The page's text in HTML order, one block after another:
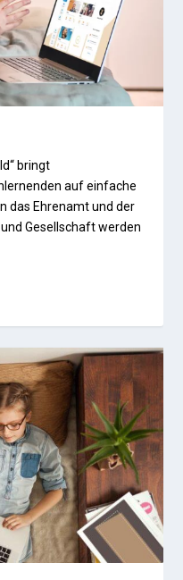
bringt
auf einfache
das Ehrenamt und der
Gesellschaft werden